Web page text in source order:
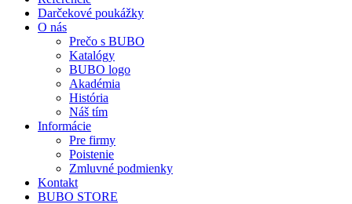
Darčekové poukážky
O nás
Prečo s BUBO
Katalógy
BUBO logo
Akadémia
História
Náš tím
Informácie
Pre firmy
Poistenie
Zmluvné podmienky
Kontakt
BUBO STORE